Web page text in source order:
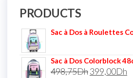
PRODUCTS
Sac à Dos à Roulettes
Sac à Dos Colorblock
498,75Dh399,00Dh